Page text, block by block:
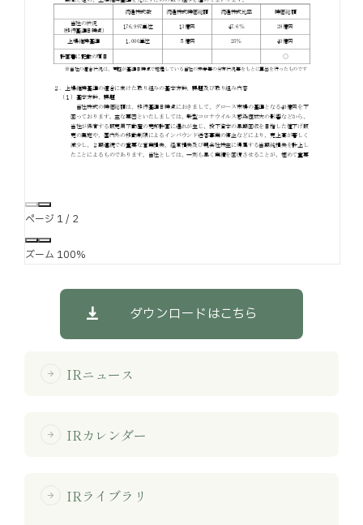
勧誘方針 IRポリシー
ページ 1/ 2
ズーム 100%
ダウンロードはこちら
arrow_forward IRニュース
arrow_forward IRカレンダー
arrow_forward IRライブラリ